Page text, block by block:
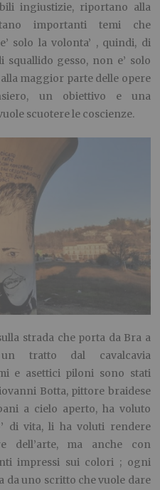
ingiustizie, riportano alla
importanti temi che
solo la volonta’ , quindi, di
gesso, non e’ solo
maggior parte delle opere
un obiettivo e una
scuotere le coscienze.
strada che porta da Bra a
tratto dal cavalcavia
e asettici piloni sono stati
Botta, pittore braidese
a cielo aperto, ha voluto
di vita, li ha voluti rendere
dell’arte, ma anche con
impressi sui colori ; ogni
da uno scritto che vuole dare